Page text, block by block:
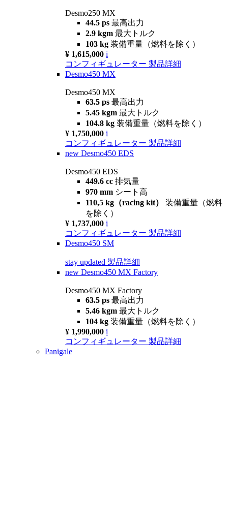
Desmo250 MX
44.5 ps 最高出力
2.9 kgm 最大トルク
103 kg 装備重量（燃料を除く）
¥ 1,615,000 i
コンフィギュレーター 製品詳細
Desmo450 MX
Desmo450 MX
63.5 ps 最高出力
5.45 kgm 最大トルク
104.8 kg 装備重量（燃料を除く）
¥ 1,750,000 i
コンフィギュレーター 製品詳細
new Desmo450 EDS
Desmo450 EDS
449.6 cc 排気量
970 mm シート高
110,5 kg（racing kit） 装備重量（燃料
を除く）
¥ 1,737,000 i
コンフィギュレーター 製品詳細
Desmo450 SM
stay updated 製品詳細
new Desmo450 MX Factory
Desmo450 MX Factory
63.5 ps 最高出力
5.46 kgm 最大トルク
104 kg 装備重量（燃料を除く）
¥ 1,990,000 i
コンフィギュレーター 製品詳細
Panigale